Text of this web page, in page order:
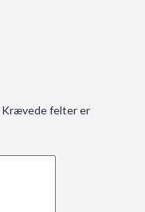
Krævede felter er